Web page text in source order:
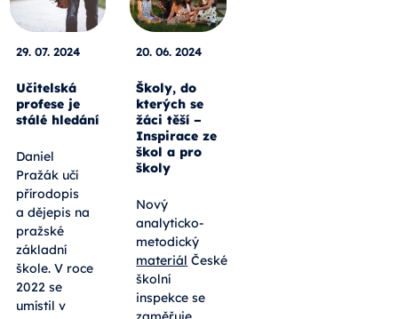
29. 07. 2024
Učitelská
profese je
stálé hledání
Daniel
Pražák učí
přírodopis
a dějepis na
pražské
základní
škole. V roce
2022 se
umístil v
20. 06. 2024
Školy, do
kterých se
žáci těší –
Inspirace ze
škol a pro
školy
Nový
analyticko-
metodický
materiál České
školní
inspekce se